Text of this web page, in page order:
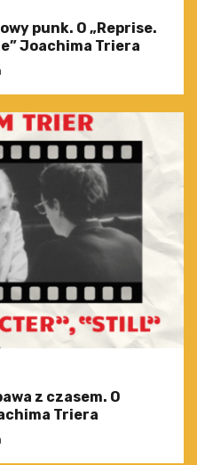
punk. O „Reprise.
Joachima Triera
z czasem. O
Triera